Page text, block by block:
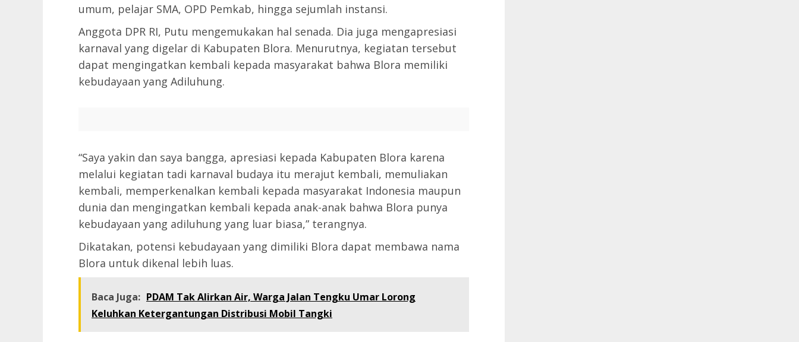
umum, pelajar SMA, OPD Pemkab, hingga sejumlah instansi.
Anggota DPR RI, Putu mengemukakan hal senada. Dia juga mengapresiasi
karnaval yang digelar di Kabupaten Blora. Menurutnya, kegiatan tersebut
dapat mengingatkan kembali kepada masyarakat bahwa Blora memiliki
kebudayaan yang Adiluhung.
“Saya yakin dan saya bangga, apresiasi kepada Kabupaten Blora karena
melalui kegiatan tadi karnaval budaya itu merajut kembali, memuliakan
kembali, memperkenalkan kembali kepada masyarakat Indonesia maupun
dunia dan mengingatkan kembali kepada anak-anak bahwa Blora punya
kebudayaan yang adiluhung yang luar biasa,” terangnya.
Dikatakan, potensi kebudayaan yang dimiliki Blora dapat membawa nama
Blora untuk dikenal lebih luas.
Baca Juga: PDAM Tak Alirkan Air, Warga Jalan Tengku Umar Lorong
Keluhkan Ketergantungan Distribusi Mobil Tangki